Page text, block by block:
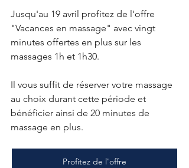
Jusqu'au 19 avril profitez de l'offre
"Vacances en massage" avec vingt
minutes offertes en plus sur les
massages 1h et 1h30.
Il vous suffit de réserver votre massage
au choix durant cette période et
bénéficier ainsi de 20 minutes de
massage en plus.
Profitez de l'offre